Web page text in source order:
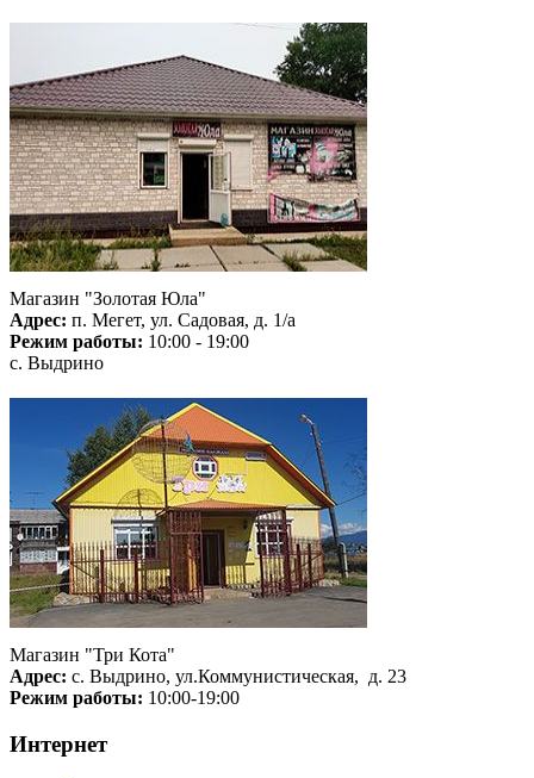
Магазин "Золотая Юла"
Адрес: п. Мегет, ул. Садовая, д. 1/а
Режим работы: 10:00 - 19:00
с. Выдрино
Магазин "Три Кота"
Адрес: с. Выдрино, ул.Коммунистическая, д. 23
Режим работы: 10:00-19:00
Интернет